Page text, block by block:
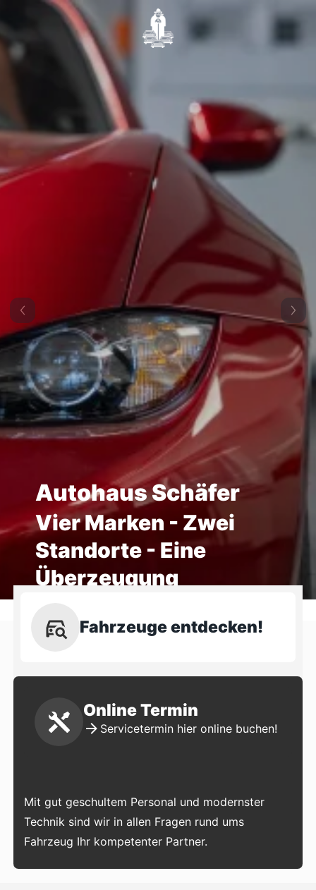
Autohaus Schäfer
Vier Marken - Zwei
Standorte - Eine
Überzeugung
Fahrzeuge entdecken!
Online Termin
Servicetermin hier online buchen!
Mit gut geschultem Personal und modernster
Technik sind wir in allen Fragen rund ums
Fahrzeug Ihr kompetenter Partner.